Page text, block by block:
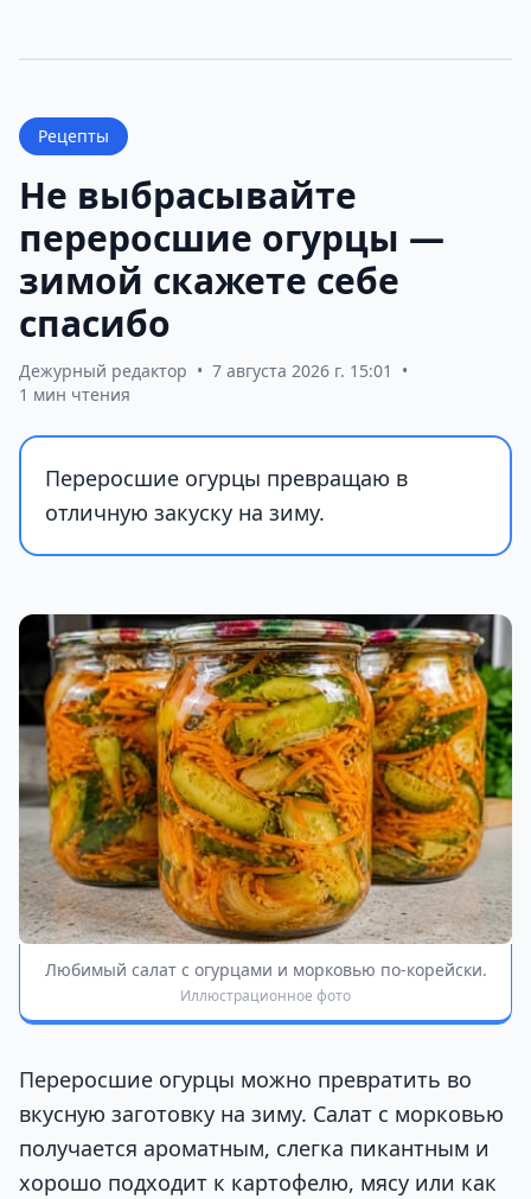
Рецепты
Не выбрасывайте
переросшие огурцы —
зимой скажете себе
спасибо
Дежурный редактор • 7 августа 2026 г. 15:01
•
1 мин чтения
Переросшие огурцы превращаю в
отличную закуску на зиму.
Любимый салат с огурцами и морковью по-корейски.
Иллюстрационное фото
Переросшие огурцы можно превратить во
вкусную заготовку на зиму. Салат с морковью
получается ароматным, слегка пикантным и
хорошо подходит к картофелю, мясу или как